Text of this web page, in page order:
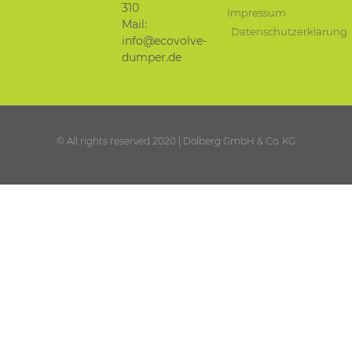
310
Mail:
info@ecovolve-
dumper.de
Impressum
Datenschutzerklärung
© All rights reserved 2020 | Dolberg GmbH & Co. KG